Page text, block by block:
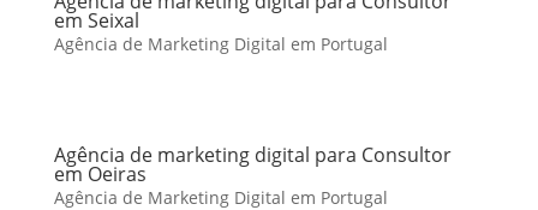
em Seixal
Agência de Marketing Digital em Portugal
Agência de marketing digital para Consultor
em Oeiras
Agência de Marketing Digital em Portugal